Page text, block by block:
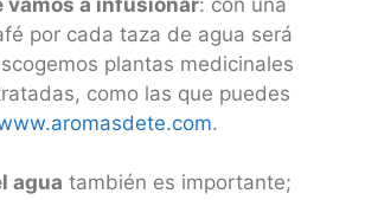
por cada taza de agua será
plantas medicinales
como las que puedes
.
agua también es importante;